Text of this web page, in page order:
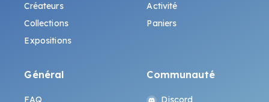
Créateurs
Collections
Expositions
Activité
Paniers
Général
FAQ
Communauté
Discord